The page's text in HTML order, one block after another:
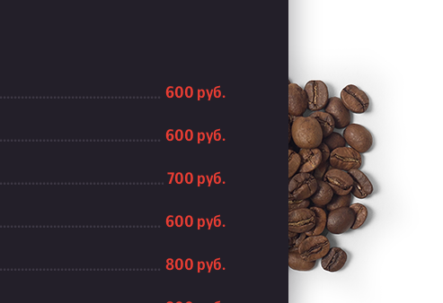
600 руб.
600 руб.
700 руб.
600 руб.
800 руб.